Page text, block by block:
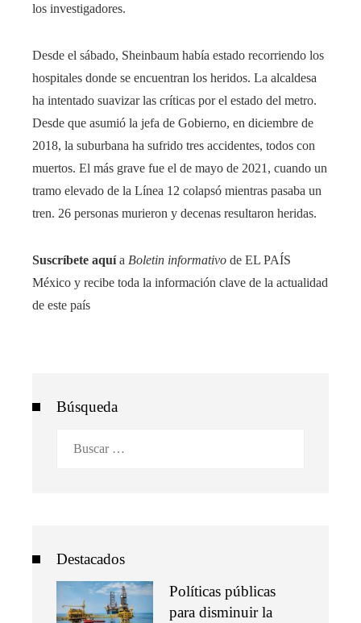
los investigadores.
Desde el sábado, Sheinbaum había estado recorriendo los
hospitales donde se encuentran los heridos. La alcaldesa
ha intentado suavizar las críticas por el estado del metro.
Desde que asumió la jefa de Gobierno, en diciembre de
2018, la suburbana ha sufrido tres accidentes, todos con
muertos. El más grave fue el de mayo de 2021, cuando un
tramo elevado de la Línea 12 colapsó mientras pasaba un
tren. 26 personas murieron y decenas resultaron heridas.
Suscríbete aquí a Boletin informativo de EL PAÍS
México y recibe toda la información clave de la actualidad
de este país
Búsqueda
Destacados
Políticas públicas
para disminuir la